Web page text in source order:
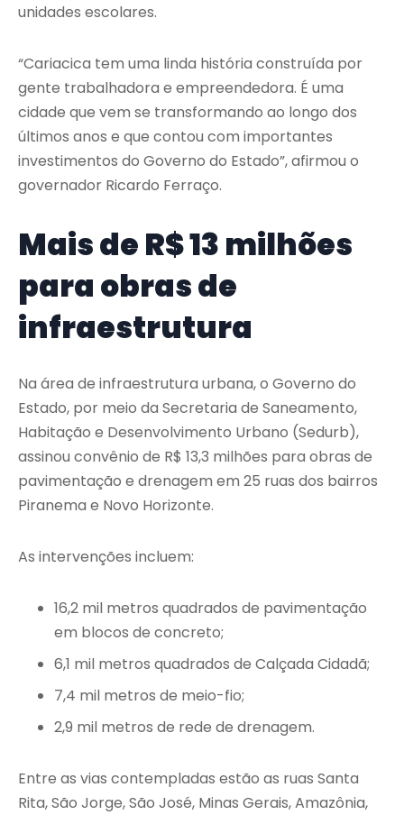
unidades escolares.
“Cariacica tem uma linda história construída por
gente trabalhadora e empreendedora. É uma
cidade que vem se transformando ao longo dos
últimos anos e que contou com importantes
investimentos do Governo do Estado”, afirmou o
governador Ricardo Ferraço.
Mais de R$ 13 milhões
para obras de
infraestrutura
Na área de infraestrutura urbana, o Governo do
Estado, por meio da Secretaria de Saneamento,
Habitação e Desenvolvimento Urbano (Sedurb),
assinou convênio de R$ 13,3 milhões para obras de
pavimentação e drenagem em 25 ruas dos bairros
Piranema e Novo Horizonte.
As intervenções incluem:
16,2 mil metros quadrados de pavimentação
em blocos de concreto;
6,1 mil metros quadrados de Calçada Cidadã;
7,4 mil metros de meio-fio;
2,9 mil metros de rede de drenagem.
Entre as vias contempladas estão as ruas Santa
Rita, São Jorge, São José, Minas Gerais, Amazônia,